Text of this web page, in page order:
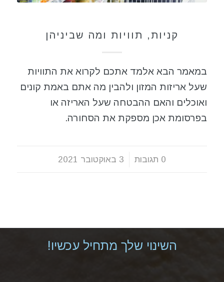
קניות, תוויות ומה שביניהן
במאמר הבא אלמד אתכם לקרוא את התוויות
שעל אריזות המזון ולהבין מה אתם באמת קונים
ואוכלים והאם ההבטחה שעל האריזה או
בפרסומת אכן מספקת את הסחורה.
0 תגובות
/ 3 באוקטובר 2021
השינוי שלך מתחיל עכשיו!